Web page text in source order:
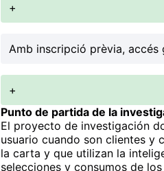
+
Amb inscripció prèvia,
+
Punto de partida de la
El proyecto de investigación
usuario cuando son clientes y
la carta y que utilizan la
selecciones y consumos de